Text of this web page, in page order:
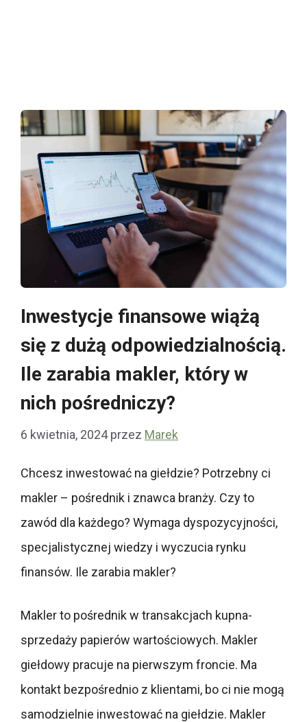
Inwestycje finansowe wiążą
się z dużą odpowiedzialnością.
Ile zarabia makler, który w
nich pośredniczy?
6 kwietnia, 2024 przez Marek
Chcesz inwestować na giełdzie? Potrzebny ci
makler – pośrednik i znawca branży. Czy to
zawód dla każdego? Wymaga dyspozycyjności,
specjalistycznej wiedzy i wyczucia rynku
finansów. Ile zarabia makler?
Makler to pośrednik w transakcjach kupna-
sprzedaży papierów wartościowych. Makler
giełdowy pracuje na pierwszym froncie. Ma
kontakt bezpośrednio z klientami, bo ci nie mogą
samodzielnie inwestować na giełdzie. Makler